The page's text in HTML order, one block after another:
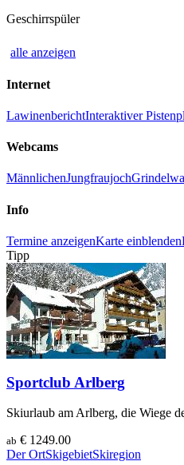
Geschirrspüler
alle anzeigen
Internet
LawinenberichtInteraktiver
Webcams
MännlichenJungfraujoch
Info
Termine anzeigenKarte einblenden
Tipp
Sportclub Arlberg
Skiurlaub am Arlberg, die Wiege
ab € 1249.00
Der OrtSkigebietSkiregion